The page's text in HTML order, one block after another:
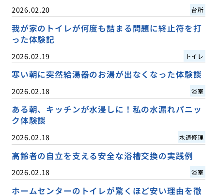
2026.02.20 台所
我が家のトイレが何度も詰まる問題に終止符を打
った体験記
2026.02.19 トイレ
寒い朝に突然給湯器のお湯が出なくなった体験談
2026.02.18 浴室
ある朝、キッチンが水浸しに！私の水漏れパニッ
ク体験談
2026.02.18 水道修理
高齢者の自立を支える安全な浴槽交換の実践例
2026.02.18 浴室
ホームセンターのトイレが驚くほど安い理由を徹